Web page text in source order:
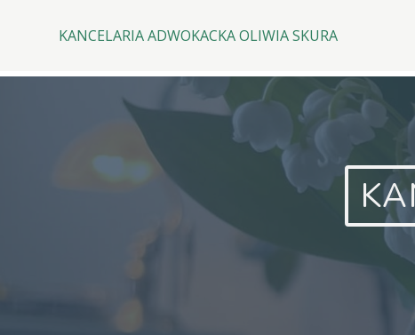
Menu
KANCELARIA ADWOKACKA OLIWIA SKURA